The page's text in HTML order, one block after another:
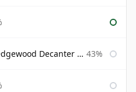
Decanter 75cl 43%